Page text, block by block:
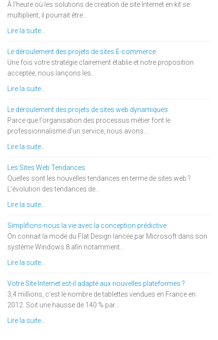
À l'heure où les solutions de création de site Internet en kit se
multiplient, il pourrait être...
Lire la suite...
Le déroulement des projets de sites E-commerce
Une fois votre stratégie clairement établie et notre proposition
acceptée, nous lançons les...
Lire la suite...
Le déroulement des projets de sites web dynamiques
Parce que l'organisation des processus métier font le
professionnalisme d'un service, nous avons...
Lire la suite...
Les Sites Web Tendances
Quelles sont les nouvelles tendances en terme de sites web ?
L'évolution des tendances de...
Lire la suite...
Simplifions-nous la vie avec la conception prédictive
On connait la mode du Flat Design lancée par Microsoft dans son
système Windows 8 afin notamment...
Lire la suite...
Votre Site Internet est-il adapté aux nouvelles plateformes ?
3,4 millions, c'est le nombre de tablettes vendues en France en
2012. Soit une hausse de 140 % par...
Lire la suite...